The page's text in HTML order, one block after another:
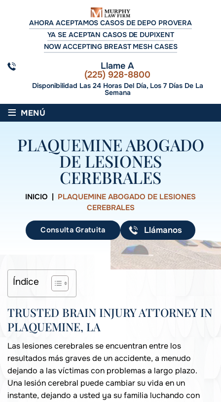
AHORA ACEPTAMOS CASOS DE DEPO PROVERA
YA SE ACEPTAN CASOS DE DUPIXENT
NOW ACCEPTING BREAST MESH CASES
Llame A
(225) 928-8800
Disponibilidad Las 24 Horas Del Día, Los 7 Días De La
Semana
≡ MENÚ
PLAQUEMINE ABOGADO
DE LESIONES
CEREBRALES
INICIO
PLAQUEMINE ABOGADO DE LESIONES
CEREBRALES
Consulta Gratuita Llámanos
Índice
TRUSTED BRAIN INJURY ATTORNEY IN
PLAQUEMINE, LA
Las lesiones cerebrales se encuentran entre los
resultados más graves de un accidente, a menudo
dejando a las víctimas con problemas a largo plazo.
Una lesión cerebral puede cambiar su vida en un
instante, dejando a usted ya su familia luchando con